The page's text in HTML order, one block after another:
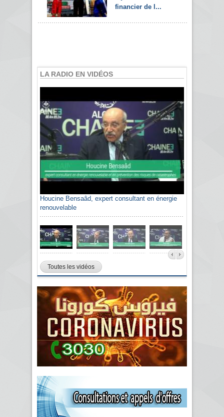
financier de l...
LA RADIO EN VIDÉOS
Houcine Bensaâd, expert consultant en énergie
renouvelable
Toutes les vidéos